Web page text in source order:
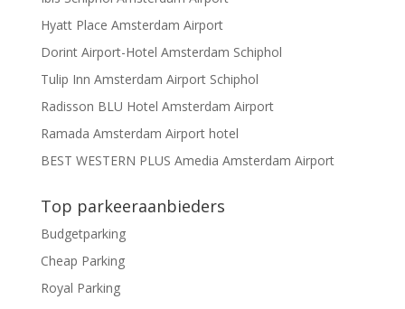
Hyatt Place Amsterdam Airport
Dorint Airport-Hotel Amsterdam Schiphol
Tulip Inn Amsterdam Airport Schiphol
Radisson BLU Hotel Amsterdam Airport
Ramada Amsterdam Airport hotel
BEST WESTERN PLUS Amedia Amsterdam Airport
Top parkeeraanbieders
Budgetparking
Cheap Parking
Royal Parking